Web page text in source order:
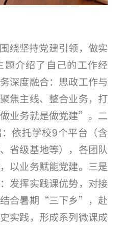
绕坚持党建引领，做实
介绍了自己的工作经
深度融合：思政工作与
焦主线、整合业务，打
业务就是做党建”。 二
依托学校9个平台（含
省级基地等），各团队
以业务赋能党建。三是
发挥实践课优势，对接
合暑期 “三下乡”，赴
实践，形成系列微课成